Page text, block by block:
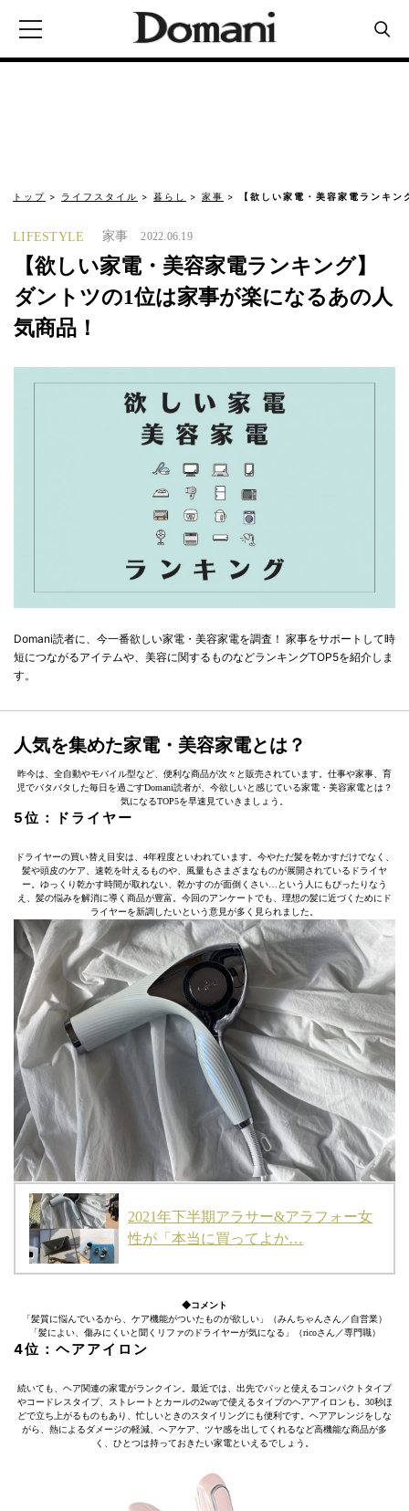
トップ ライフスタイル 暮らし 家事 【欲しい家電・美容家電ランキ
LIFESTYLE 家事 2022.06.19
【欲しい家電・美容家電ランキング】
ダントツの1位は家事が楽になるあの人
気商品！
Domani読者に、今一番欲しい家電・美容家電を調査！ 家事をサポートして時
短につながるアイテムや、美容に関するものなどランキングTOP5を紹介しま
す。
人気を集めた家電・美容家電とは？
昨今は、全自動やモバイル型など、便利な商品が次々と販売されています。仕事や家事、育
児でバタバタした毎日を過ごすDomani読者が、今欲しいと感じている家電・美容家電とは？
気になるTOP5を早速見ていきましょう。
5位：ドライヤー
ドライヤーの買い替え目安は、4年程度といわれています。今やただ髪を乾かすだけでなく、
髪や頭皮のケア、速乾を叶えるものや、風量もさまざまなものが展開されているドライヤ
ー。ゆっくり乾かす時間が取れない、乾かすのが面倒くさい…という人にもぴったりなう
え、髪の悩みを解消に導く商品が豊富。今回のアンケートでも、理想の髪に近づくためにド
ライヤーを新調したいという意見が多く見られました。
2021年下半期アラサー&アラフォー女
性が「本当に買ってよか…
◆コメント
「髪質に悩んでいるから、ケア機能がついたものが欲しい」（みんちゃんさん／自営業）
「髪によい、傷みにくいと聞くリファのドライヤーが気になる」（ricoさん／専門職）
4位：ヘアアイロン
続いても、ヘア関連の家電がランクイン。最近では、出先でパッと使えるコンパクトタイプ
やコードレスタイプ、ストレートとカールの2wayで使えるタイプのヘアアイロンも。30秒ほ
どで立ち上がるものもあり、忙しいときのスタイリングにも便利です。ヘアアレンジをしな
がら、熱によるダメージの軽減、ヘアケア、ツヤ感を出してくれるなど高機能な商品が多
く、ひとつは持っておきたい家電といえるでしょう。